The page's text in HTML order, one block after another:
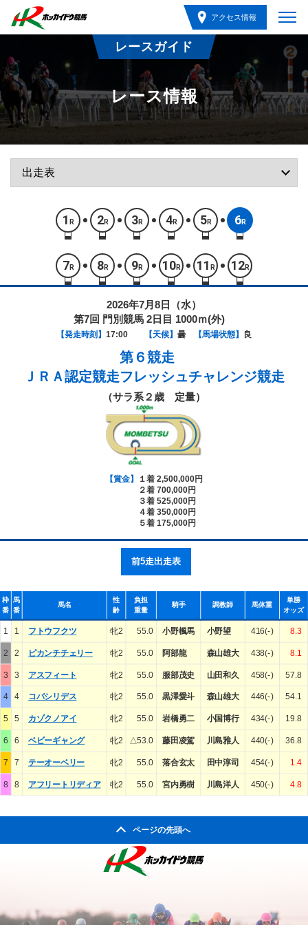
アクセス情報
レースガイド
レース情報
1 R 2R 3R 4R 5R 6R
7 R 8R 9R 10R 11 R 12R
2026年7月8日（水）
第7回 門別競馬 2日目 1000ｍ(外)
【発走時刻】 17:00 【天候】 曇 【馬場状態】 良
第６競走
ＪＲＡ認定競走フレッシュチャレンジ競走
（サラ系２歳 定量）
【賞金】
１着 2,500,000円
２着 700,000円
３着 525,000円
４着 350,000円
５着 175,000円
前5走出走表
枠
番
馬
番
馬名
性
齢
負担
重量
騎手 調教師 馬体重
単勝
オッズ
1 1 フトウフクツ 牝2 55.0 小野楓馬 小野望 416(-) 8.3
2 2 ピカンチチェリー 牝2 55.0 阿部龍 森山雄大 438(-) 8.1
3 3 アスフィート 牝2 55.0 服部茂史 山田和久 458(-) 57.8
4 4 コバシリデス 牝2 55.0 黒澤愛斗 森山雄大 446(-) 54.1
5 5 カゾクノアイ 牝2 55.0 岩橋勇二 小国博行 434(-) 19.8
6 6 ベビーギャング 牝2 △53.0 藤田凌駕 川島雅人 440(-) 36.8
7 7 テーオーベリー 牝2 55.0 落合玄太 田中淳司 454(-) 1.4
8 8 アフリートリディア 牝2 55.0 宮内勇樹 川島洋人 450(-) 4.8
ページの先頭へ